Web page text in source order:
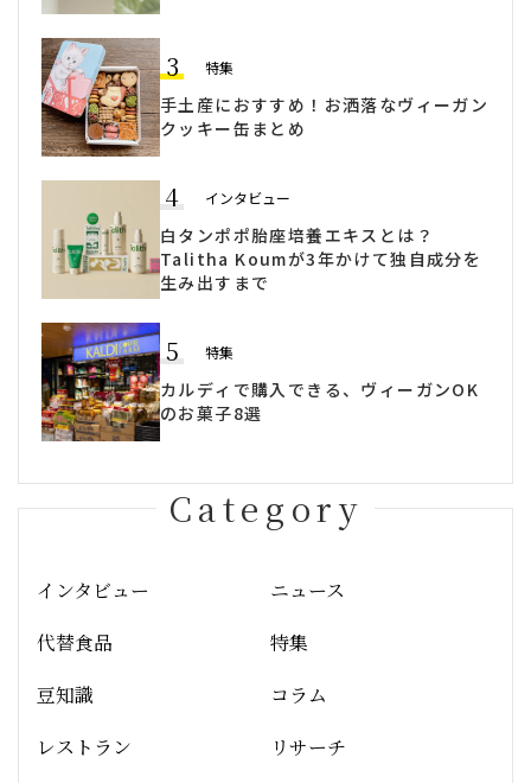
3 特集
手土産におすすめ！お洒落なヴィーガン
クッキー缶まとめ
4 インタビュー
白タンポポ胎座培養エキスとは？
Talitha Koumが3年かけて独自成分を
生み出すまで
5 特集
カルディで購入できる、ヴィーガンOK
のお菓子8選
Category
インタビュー
ニュース
代替食品
特集
豆知識
コラム
レストラン
リサーチ